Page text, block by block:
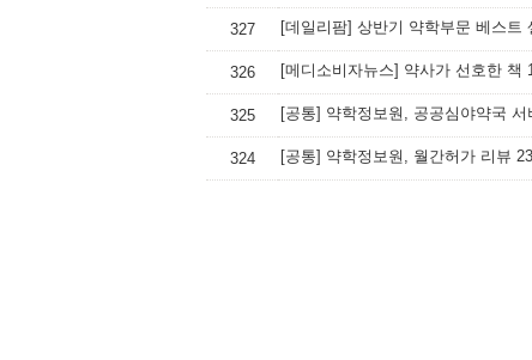
327 [데일리팜] 상반기 약학부문 베스트
326
325 [공통] 약학정보원, 공공심야약국 서
324 [공통] 약학정보원, 월간허가 리뷰